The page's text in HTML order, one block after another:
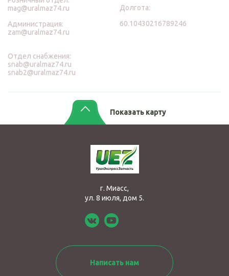
mag@uralmaz74.ru
Администрация:
zam@uralmaz74.ru
Отдел снабжения:
snab@uralmaz74.ru
snab2@uralmaz74.ru
Долгота:
60.10430216789246
Показать карту
г. Миасс,
ул. 8 июля, дом 5.
Написать нам